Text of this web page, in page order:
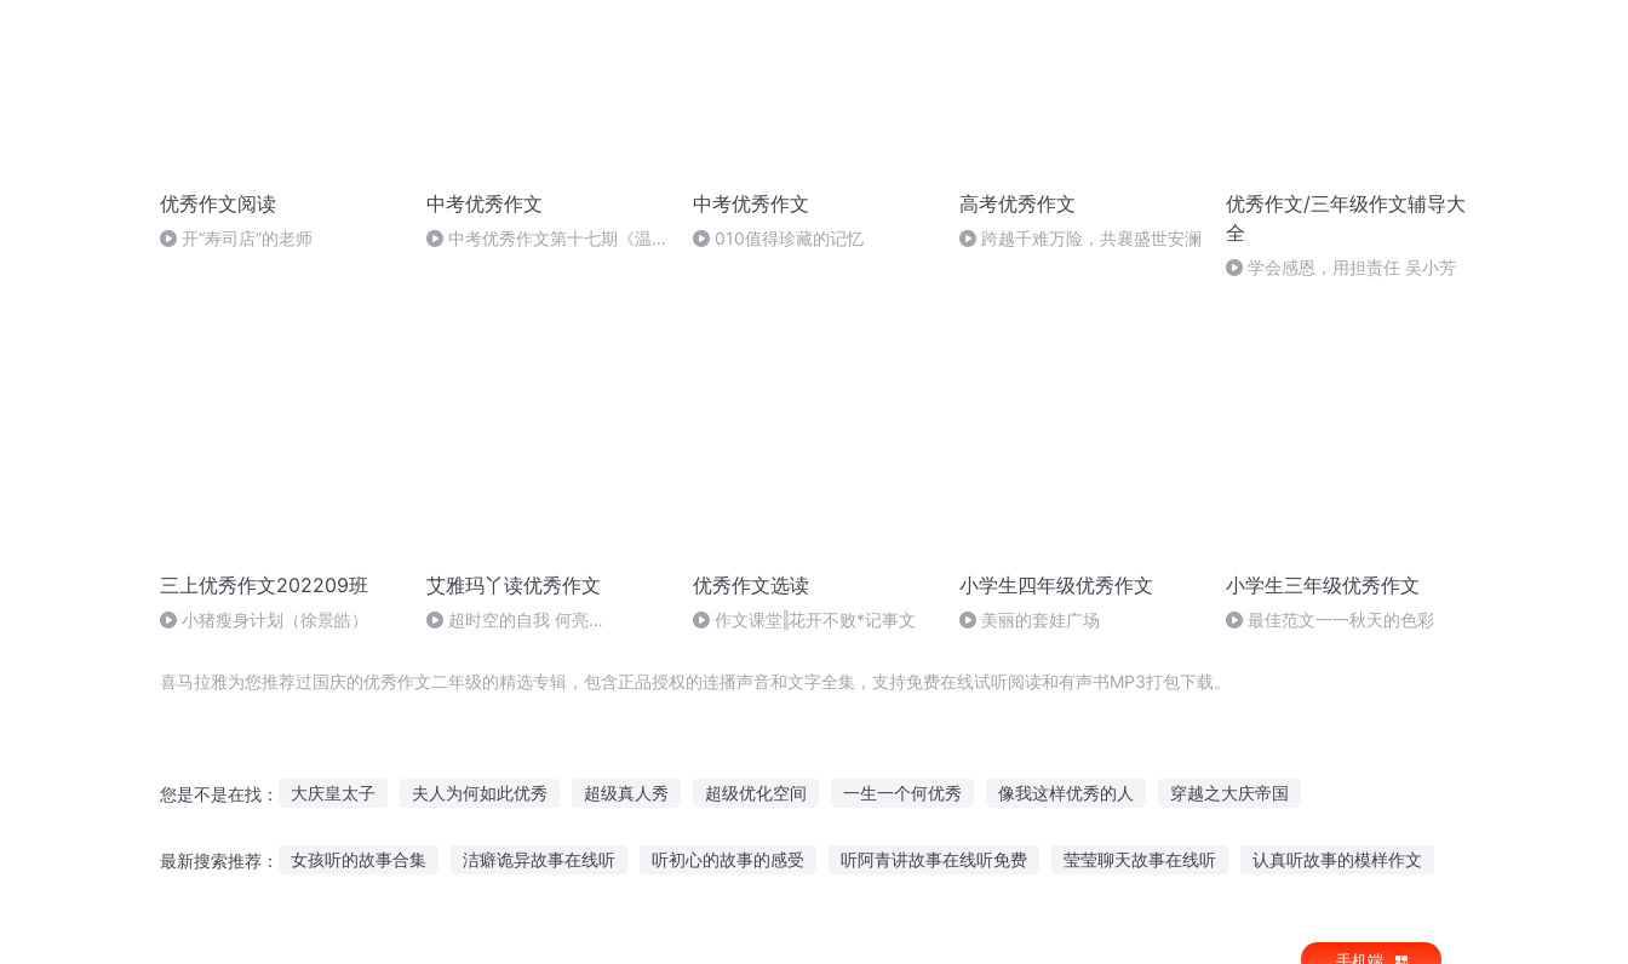
优秀作文阅读
开“寿司店”的老师
中考优秀作文
中考优秀作文第十七期《温暖
中考优秀作文
010值得珍藏的记忆
高考优秀作文
跨越千难万险，共襄盛世安澜
优秀作文/三年级作文辅导大
全
学会感恩，用担责任 吴小芳
三上优秀作文202209班
小猪瘦身计划（徐景皓）
艾雅玛丫读优秀作文
超时空的自我 何亮
优秀作文选读
作文课堂‖花开不败*记事文
小学生四年级优秀作文
美丽的套娃广场
小学生三年级优秀作文
最佳范文一一秋天的色彩
喜马拉雅为您推荐过国庆的优秀作文二年级的精选专辑，包含正品授权的连播声音和文字全集，支持免费在线试听阅读和有声书MP3打包下载。
您是不是在找： 大庆皇太子 夫人为何如此优秀 超级真人秀 超级优化空间 一生一个何优秀 像我这样优秀的人 穿越之大庆帝国
最新搜索推荐： 女孩听的故事合集 洁癖诡异故事在线听 听初心的故事的感受 听阿青讲故事在线听免费 莹莹聊天故事在线听 认真听故事的模样作文